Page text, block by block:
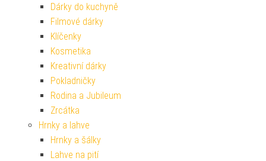
Dárky do kuchyně
Filmové dárky
Klíčenky
Kosmetika
Kreativní dárky
Pokladničky
Rodina a Jubileum
Zrcátka
Hrnky a lahve
Hrnky a šálky
Lahve na pití